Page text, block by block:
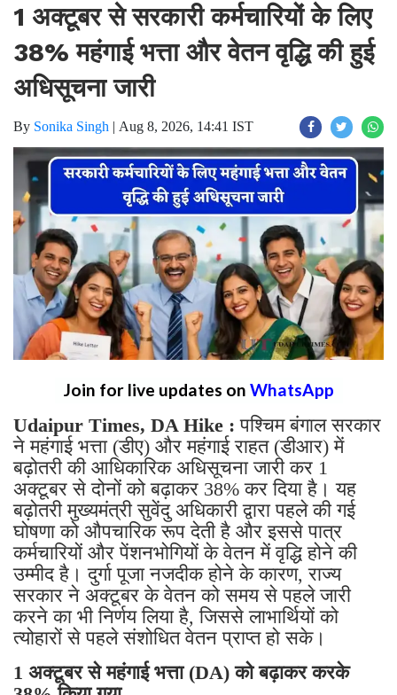
1 अक्टूबर से सरकारी कर्मचारियों के लिए
38% महंगाई भत्ता और वेतन वृद्धि की हुई
अधिसूचना जारी
By Sonika Singh | Aug 8, 2026, 14:41 IST
Join for live updates on WhatsApp
Udaipur Times, DA Hike : पश्चिम बंगाल सरकार
ने महंगाई भत्ता (डीए) और महंगाई राहत (डीआर) में
बढ़ोतरी की आधिकारिक अधिसूचना जारी कर 1
अक्टूबर से दोनों को बढ़ाकर 38% कर दिया है। यह
बढ़ोतरी मुख्यमंत्री सुवेंदु अधिकारी द्वारा पहले की गई
घोषणा को औपचारिक रूप देती है और इससे पात्र
कर्मचारियों और पेंशनभोगियों के वेतन में वृद्धि होने की
उम्मीद है। दुर्गा पूजा नजदीक होने के कारण, राज्य
सरकार ने अक्टूबर के वेतन को समय से पहले जारी
करने का भी निर्णय लिया है, जिससे लाभार्थियों को
त्योहारों से पहले संशोधित वेतन प्राप्त हो सके।
1 अक्टूबर से महंगाई भत्ता (DA) को बढ़ाकर करके